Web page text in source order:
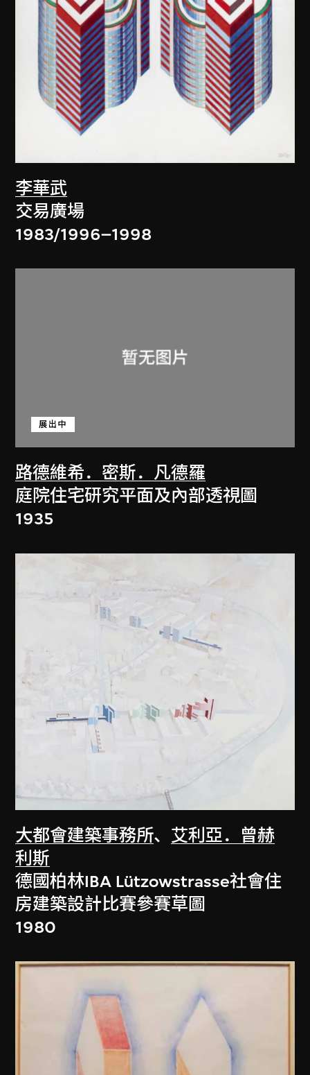
李華武
交易廣場
1983/1996–1998
路德維希．密斯．凡德羅
展出中
庭院住宅研究平面及內部透視圖
1935
大都會建築事務所、 艾利亞．曾赫
利斯
德國柏林IBA Lützowstrasse社會住
房建築設計比賽參賽草圖
1980